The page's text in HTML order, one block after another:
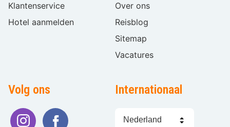
Klantenservice
Hotel aanmelden
Over ons
Reisblog
Sitemap
Vacatures
Volg ons Internationaal
kiezen